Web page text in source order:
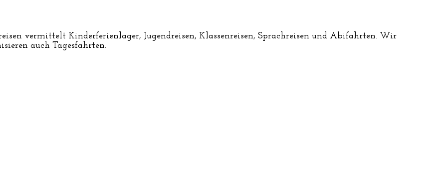
vermittelt Kinderferienlager, Jugendreisen, Klassenreisen, Sprachreisen und Abifahrten. Wir
auch Tagesfahrten.